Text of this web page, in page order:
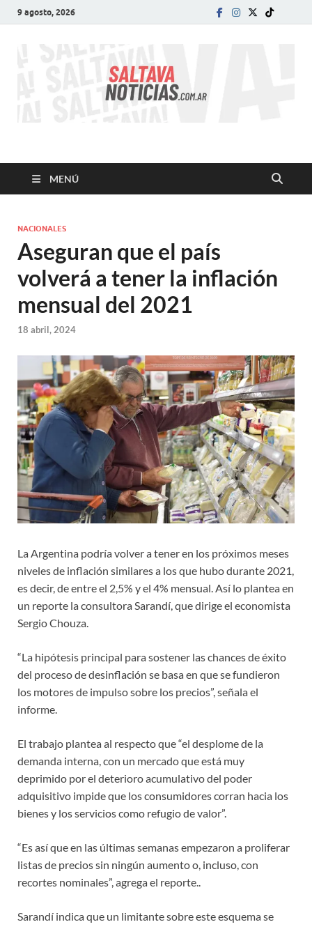
9 agosto, 2026
SALTA VA!
MENÚ
NACIONALES
Aseguran que el país
volverá a tener la inflación
mensual del 2021
18 abril, 2024
La Argentina podría volver a tener en los próximos meses
niveles de inflación similares a los que hubo durante 2021,
es decir, de entre el 2,5% y el 4% mensual. Así lo plantea en
un reporte la consultora Sarandí, que dirige el economista
Sergio Chouza.
“La hipótesis principal para sostener las chances de éxito
del proceso de desinflación se basa en que se fundieron
los motores de impulso sobre los precios”, señala el
informe.
El trabajo plantea al respecto que “el desplome de la
demanda interna, con un mercado que está muy
deprimido por el deterioro acumulativo del poder
adquisitivo impide que los consumidores corran hacia los
bienes y los servicios como refugio de valor”.
“Es así que en las últimas semanas empezaron a proliferar
listas de precios sin ningún aumento o, incluso, con
recortes nominales”, agrega el reporte..
Sarandí indica que un limitante sobre este esquema se